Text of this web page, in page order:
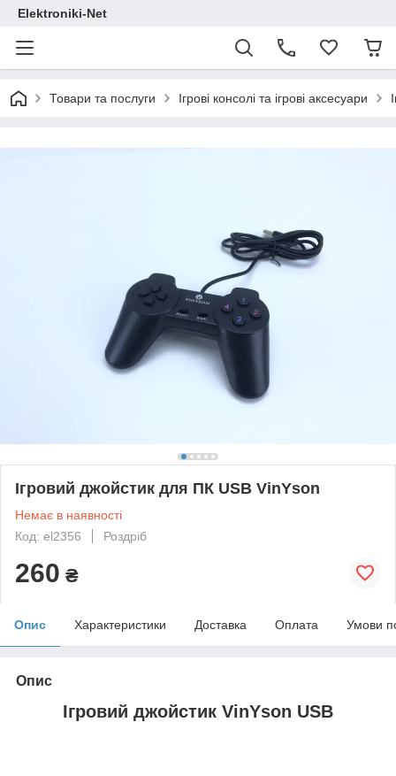
Elektroniki-Net
Товари та послуги Ігрові консолі та ігрові аксесуари
Ігровий джойстик для ПК USB VinYson
Немає в наявності
Код: el2356
Роздріб
260 ₴
Опис Характеристики Доставка Оплата Умови
Опис
Ігровий джойстик VinYson USB